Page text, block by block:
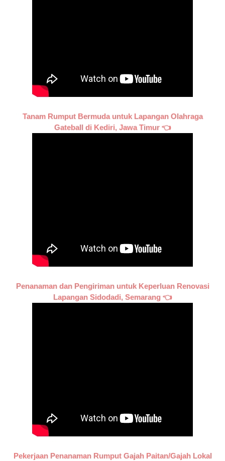
Tanam Rumput Bermuda untuk Lapangan Olahraga
Gateball di Kediri, Jawa Timur 👈
Penanaman dan Pengiriman untuk Keperluan Renovasi
Lapangan Sidodadi, Semarang 👈
Pekerjaan Penanaman Rumput Gajah Paitan/Gajah Lokal